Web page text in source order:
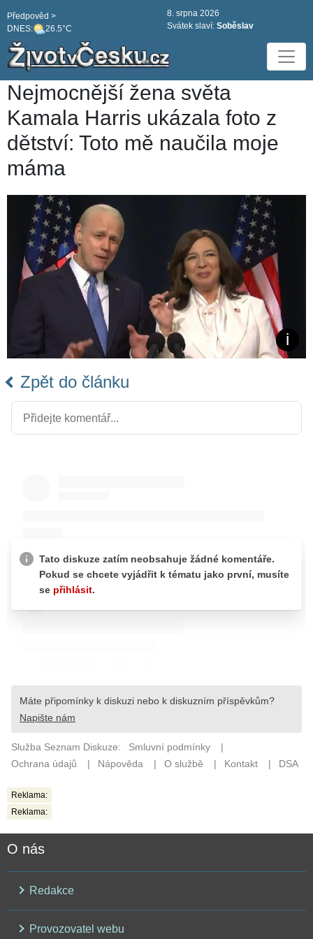
DNES: 26.5°C
Předpověd >
8. srpna 2026
Svátek slaví: Soběslav
Nejmocnější žena světa
Kamala Harris ukázala foto z
dětství: Toto mě naučila moje
máma
Zpět do článku
Reklama:
Reklama:
O nás
Redakce
Provozovatel webu